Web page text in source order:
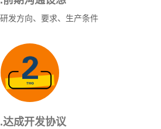
发方向、要求、生产条件
达成开发协议